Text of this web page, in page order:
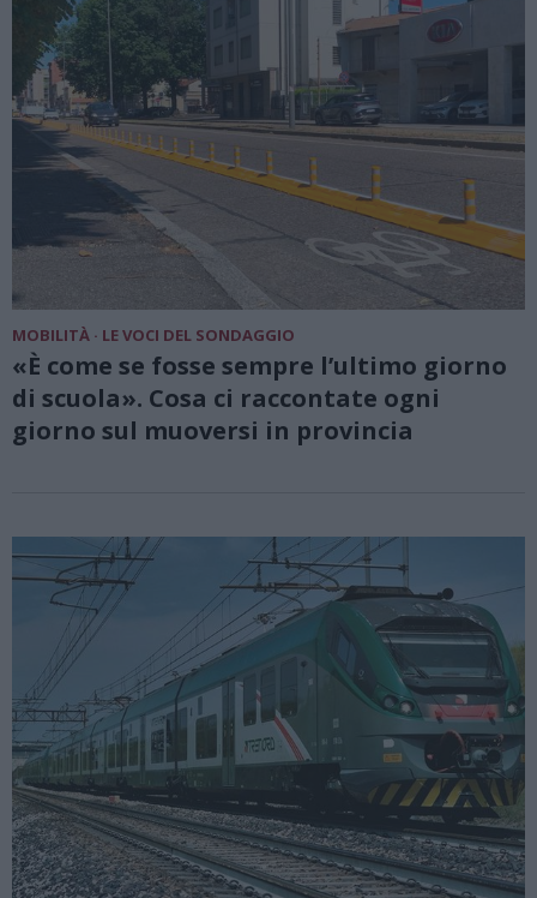
MOBILITÀ · LE VOCI DEL SONDAGGIO
«È come se fosse sempre l’ultimo giorno
di scuola». Cosa ci raccontate ogni
giorno sul muoversi in provincia